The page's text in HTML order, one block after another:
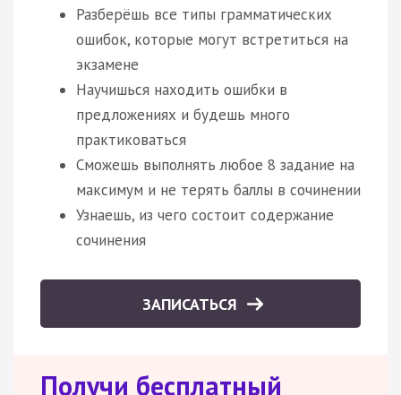
Разберёшь все типы грамматических
ошибок, которые могут встретиться на
экзамене
Научишься находить ошибки в
предложениях и будешь много
практиковаться
Сможешь выполнять любое 8 задание на
максимум и не терять баллы в сочинении
Узнаешь, из чего состоит содержание
сочинения
ЗАПИСАТЬСЯ
Получи бесплатный